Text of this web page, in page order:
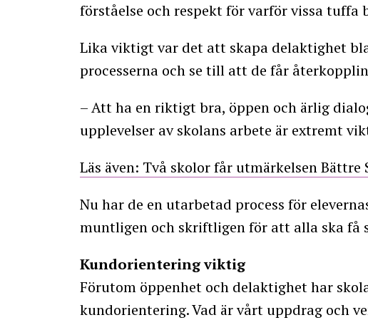
förståelse och respekt för varför vissa tuffa
Lika viktigt var det att skapa delaktighet
processerna och se till att de får
– Att ha en riktigt bra, öppen och ärlig
upplevelser av skolans arbete är extremt
Läs även: Två skolor får utmärkelsen Bättre
Nu har de en utarbetad process för
muntligen och skriftligen för att alla ska få
Kundorientering viktig
Förutom öppenhet och delaktighet har
kundorientering. Vad är vårt uppdrag och